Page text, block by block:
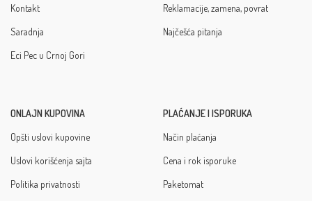
Kontakt
Saradnja
Eci Pec u Crnoj Gori
Reklamacije, zamena, povrat
Najčešća pitanja
ONLAJN KUPOVINA
Opšti uslovi kupovine
Uslovi korišćenja sajta
Politika privatnosti
PLAĆANJE I ISPORUKA
Način plaćanja
Cena i rok isporuke
Paketomat